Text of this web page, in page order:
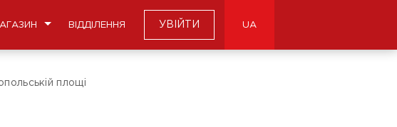
ВІДДІЛЕННЯ УВІЙТИ UA
площі